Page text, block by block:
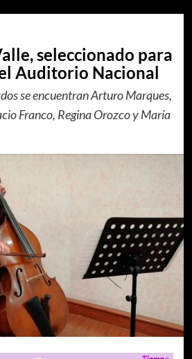
seleccionado para
Auditorio Nacional
se encuentran Arturo Marques,
Franco, Regina Orozco y María